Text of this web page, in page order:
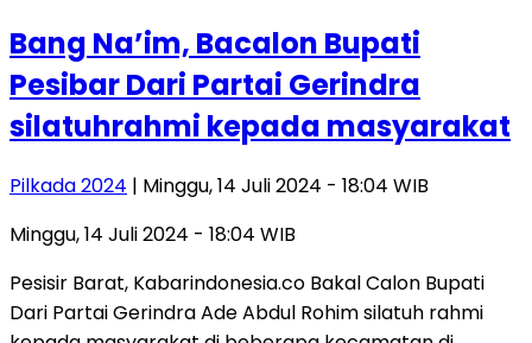
Bang Na’im, Bacalon Bupati
Pesibar Dari Partai Gerindra
silatuhrahmi kepada masyarakat
Pilkada 2024 | Minggu, 14 Juli 2024 - 18:04 WIB
Minggu, 14 Juli 2024 - 18:04 WIB
Pesisir Barat, Kabarindonesia.co Bakal Calon Bupati
Dari Partai Gerindra Ade Abdul Rohim silatuh rahmi